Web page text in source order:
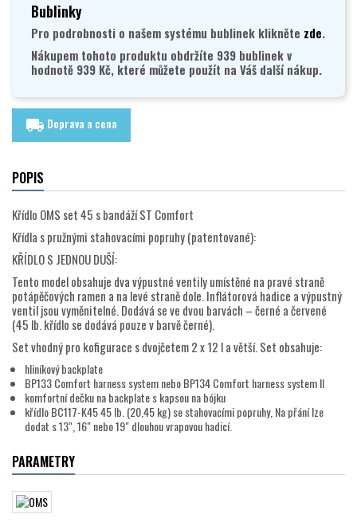
Bublinky
Pro podrobnosti o našem systému bublinek klikněte zde.
Nákupem tohoto produktu obdržíte 939 bublinek v
hodnotě 939 Kč, které můžete použít na Váš další nákup.
local_shipping Doprava a cena
POPIS
Křídlo OMS set 45 s bandáží ST Comfort
Křídla s pružnými stahovacími popruhy (patentované):
KŘÍDLO S JEDNOU DUŠÍ:
Tento model obsahuje dva výpustné ventily umístěné na pravé straně
potápěčových ramen a na levé straně dole. Inflátorová hadice a výpustný
ventil jsou vyměnitelné. Dodává se ve dvou barvách – černé a červené
(45 lb. křídlo se dodává pouze v barvě černé).
Set vhodný pro kofigurace s dvojčetem 2 x 12 l a větší. Set obsahuje:
hliníkový backplate
BP133 Comfort harness system nebo BP134 Comfort harness system II
komfortní dečku na backplate s kapsou na bójku
křídlo BC117-K45 45 lb. (20,45 kg) se stahovacími popruhy, Na přání lze
dodat s 13", 16" nebo 19" dlouhou vrapovou hadicí.
PARAMETRY